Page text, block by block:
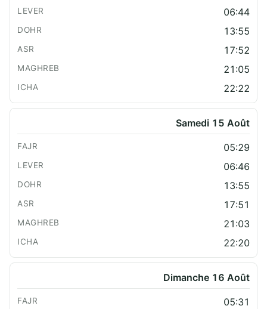
06:44
13:55
17:52
21:05
22:22
Samedi 15 Août
05:29
06:46
13:55
17:51
21:03
22:20
Dimanche 16 Août
05:31